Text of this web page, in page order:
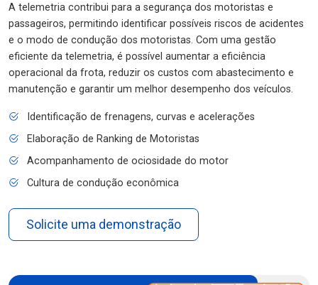
A telemetria contribui para a segurança dos motoristas e
passageiros, permitindo identificar possíveis riscos de acidentes
e o modo de condução dos motoristas. Com uma gestão
eficiente da telemetria, é possível aumentar a eficiência
operacional da frota, reduzir os custos com abastecimento e
manutenção e garantir um melhor desempenho dos veículos.
Identificação de frenagens, curvas e acelerações
Elaboração de Ranking de Motoristas
Acompanhamento de ociosidade do motor
Cultura de condução econômica
Solicite uma demonstração